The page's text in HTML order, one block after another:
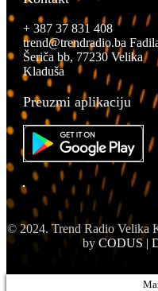
+ 387 37 831 408
trend@trendradio.ba
Šeriča bb, 77230 Velika
Kladuša
Preuzmi aplikaciju
© 2024. Trend Radio Velika
by CODUS |